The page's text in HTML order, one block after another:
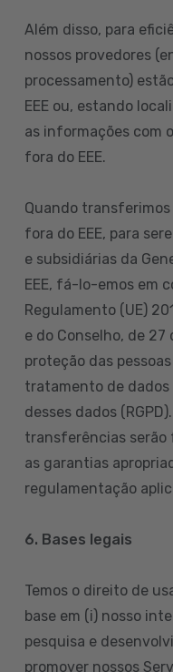
Além disso, para
nossos provedores
processamento)
EEE ou, estando
as informações com
fora do EEE.
Quando transferimos
fora do EEE, para
e subsidiárias da
EEE, fá-lo-emos em
Regulamento (UE)
e do Conselho, de
proteção das
tratamento de dados
desses dados
transferências
as garantias
regulamentação
6. Bases legais
Temos o direito de
base em (i) nosso
pesquisa e
promover nossos